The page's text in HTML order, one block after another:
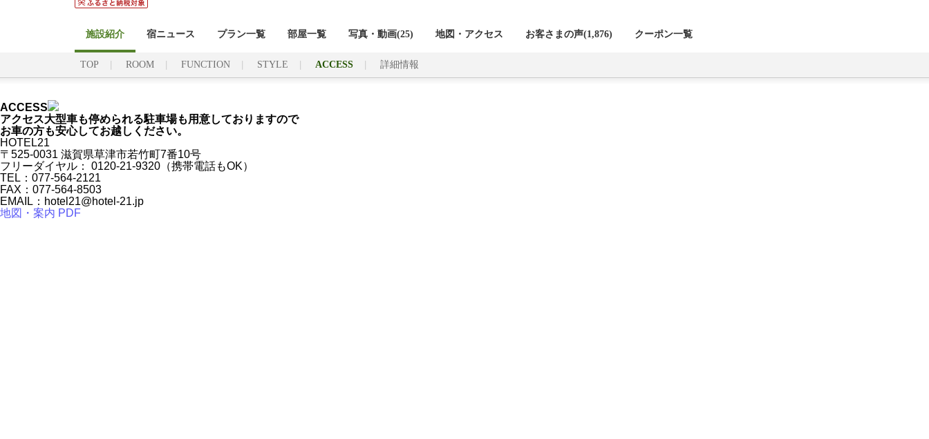
施設紹介 宿ニュース プラン一覧 部屋一覧 写真・動画(25) 地図・アクセス お客さまの声(1,876) クーポン一覧
TOP ROOM FUNCTION STYLE ACCESS 詳細情報
ACCESS
アクセス大型車も停められる駐車場も用意しておりますので
お車の方も安心してお越しください。
HOTEL21
〒525-0031 滋賀県草津市若竹町7番10号
フリーダイヤル： 0120-21-9320 （携帯電話もOK）
TEL：077-564-2121
FAX：077-564-8503
EMAIL：hotel21@hotel-21.jp
地図・案内 PDF